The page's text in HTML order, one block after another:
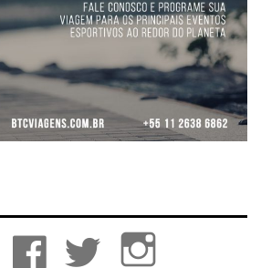
YouTube Facebook Twitter